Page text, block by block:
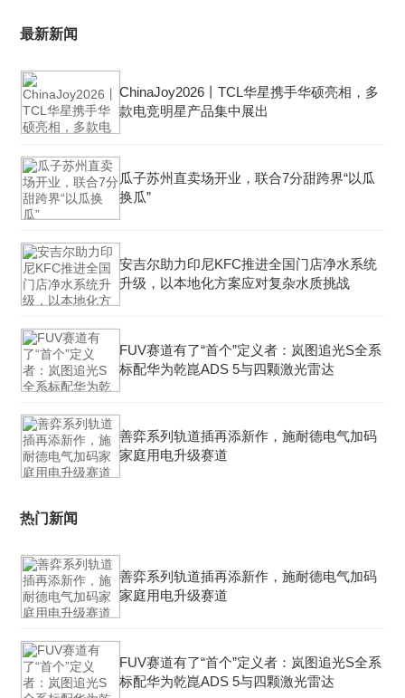
最新新闻
ChinaJoy2026丨TCL华星携手华硕亮相，多
款电竞明星产品集中展出
瓜子苏州直卖场开业，联合7分甜跨界“以瓜
换瓜”
安吉尔助力印尼KFC推进全国门店净水系统
升级，以本地化方案应对复杂水质挑战
FUV赛道有了“首个”定义者：岚图追光S全系
标配华为乾崑ADS 5与四颗激光雷达
善弈系列轨道插再添新作，施耐德电气加码
家庭用电升级赛道
热门新闻
善弈系列轨道插再添新作，施耐德电气加码
家庭用电升级赛道
FUV赛道有了“首个”定义者：岚图追光S全系
标配华为乾崑ADS 5与四颗激光雷达